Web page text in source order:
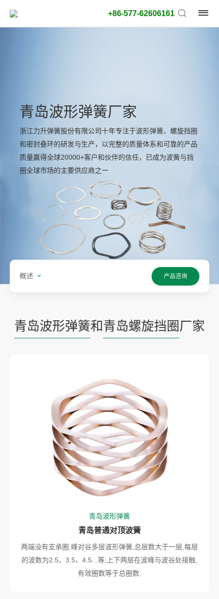
+86-577-62606161
青岛波形弹簧厂家
浙江力升弹簧股份有限公司十年专注于波形弹簧、螺旋挡圈
和密封叠环的研发与生产，以完整的质量体系和可靠的产品
质量赢得全球20000+客户和伙伴的信任，已成为波簧与挡
圈全球市场的主要供应商之一
概述 产品咨询
青岛波形弹簧和青岛螺旋挡圈 厂家
青岛波形弹簧
青岛普通对顶波簧
两端没有支承圈,峰对谷多层波形弹簧,总层数大于一层,每层
的波数为2.5、3.5、4.5...等;上下两层在波峰与波谷处接触,
有效圈数等于总圈数.